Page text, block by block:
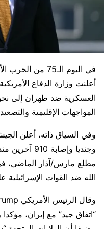
في اليوم الـ75 من الحرب الأمريكية الإسرائيلية على
أعلنت وزارة الدفاع الأمريكية
المواجهات الإقليمية
وجنديا وإصابة 910 آخرين منذ استئناف القتال في جنوب
مطلع مارس/آذار الماضي،
الله ضد القوات الإسرائيلية
وقال الرئيس الأمريكي
“اتفاق جيد” مع إيران،